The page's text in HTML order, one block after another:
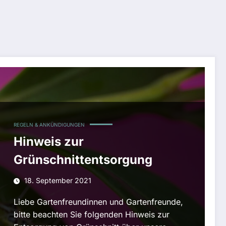
REGELN & ANKÜNDIGUNGEN
Hinweis zur
Grünschnittentsorgung
18. September 2021
Liebe Gartenfreundinnen und Gartenfreunde,
bitte beachten Sie folgenden Hinweis zur